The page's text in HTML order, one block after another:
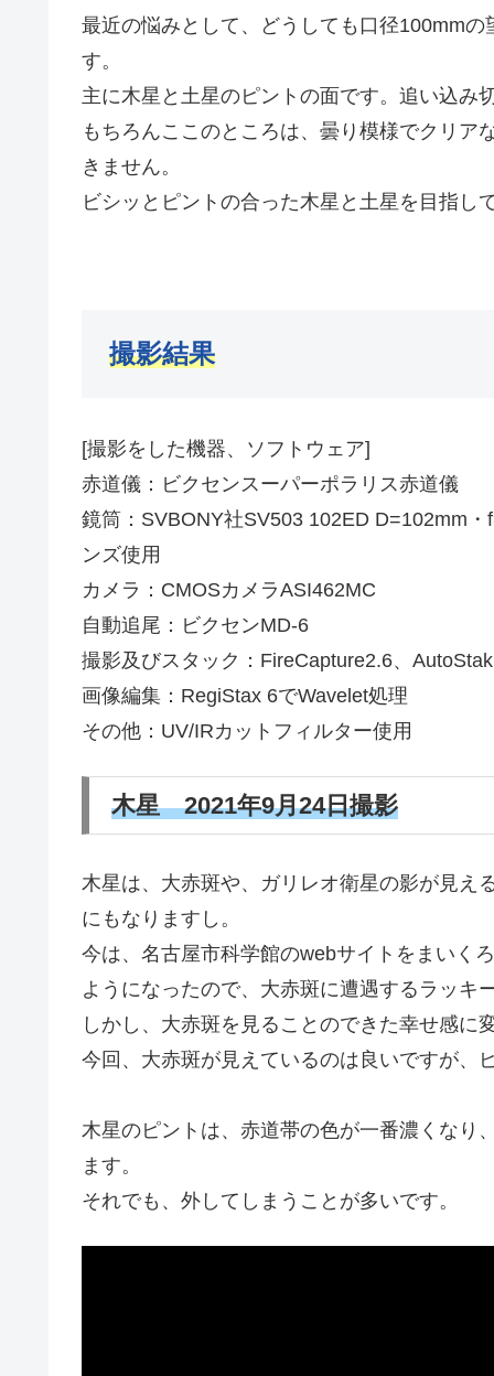
最近の悩みとして、どうしても口径100mm
す。
主に木星と土星のピントの面です。追い込み
もちろんここのところは、曇り模様でクリア
きません。
ビシッとピントの合った木星と土星を目指し
撮影結果
[撮影をした機器、ソフトウェア]
赤道儀：ビクセンスーパーポラリス赤道儀
鏡筒：SVBONY社SV503 102ED D=102mm
ンズ使用
カメラ：CMOSカメラASI462MC
自動追尾：ビクセンMD-6
撮影及びスタック：FireCapture2.6、
画像編集：RegiStax 6でWavelet処理
その他：UV/IRカットフィルター使用
木星 2021年9月24日撮影
木星は、大赤斑や、ガリレオ衛星の影が見え
にもなりますし。
今は、名古屋市科学館のwebサイトをまいく
ようになったので、大赤斑に遭遇するラッキ
しかし、大赤斑を見ることのできた幸せ感に
今回、大赤斑が見えているのは良いですが、
木星のピントは、赤道帯の色が一番濃くなり
ます。
それでも、外してしまうことが多いです。